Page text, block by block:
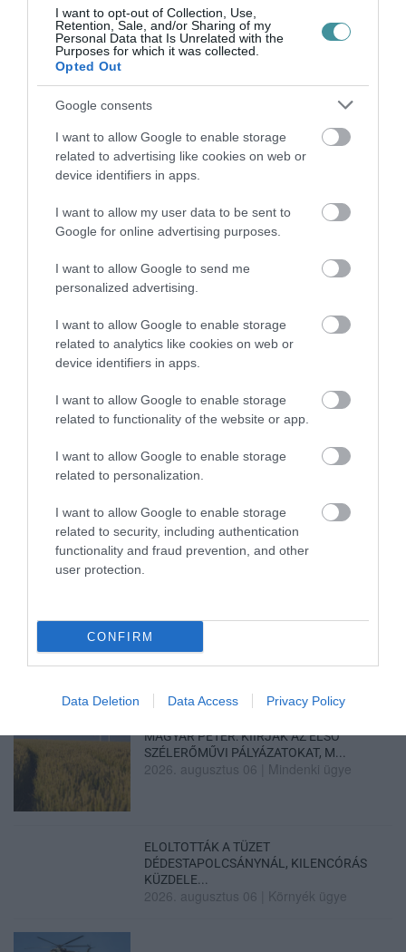
I want to opt-out of Collection, Use,
Retention, Sale, and/or Sharing of my
Personal Data that Is Unrelated with the
Purposes for which it was collected.
Opted Out
Google consents
I want to allow Google to enable storage
related to advertising like cookies on web or
device identifiers in apps.
I want to allow my user data to be sent to
Google for online advertising purposes.
I want to allow Google to send me
personalized advertising.
I want to allow Google to enable storage
related to analytics like cookies on web or
device identifiers in apps.
I want to allow Google to enable storage
related to functionality of the website or app.
I want to allow Google to enable storage
related to personalization.
I want to allow Google to enable storage
related to security, including authentication
functionality and fraud prevention, and other
user protection.
CONFIRM
Data Deletion Data Access Privacy Policy
HÍREK A GARÁZSBÓL: CHERY TIGGO 9
PHEV LUXURY – A KÍNAI PR...
2026. augusztus 06|
LAKÓÉPÜLETEK LÁNGOLTAK SZERDÁN
2026. augusztus 06|Riasztó
„NEM TETTÜNK NYOMÁST A FIUNKRA” –
EGY EGRI CSALÁD TÖRTÉNE...
ÚJ HŰTŐRENDSZER A MARKHOT FERENC
2026. augusztus 06|Eger ügye
HOLTAN SZÁLLÍTOTTÁK HAZA A 80 ÉVES
2026. augusztus 06|Riasztó
2026. augusztus 06|Programok
MAGYAR PÉTER: KIÍRJÁK AZ ELSŐ
SZÉLERŐMŰVI PÁLYÁZATOKAT, M...
2026. augusztus 06 Mindenki ügye
ELOLTOTTÁK A TÜZET
DÉDESTAPOLCSÁNYNÁL, KILENCÓRÁS
KÜZDELE...
2026. augusztus 06 Környék ügye